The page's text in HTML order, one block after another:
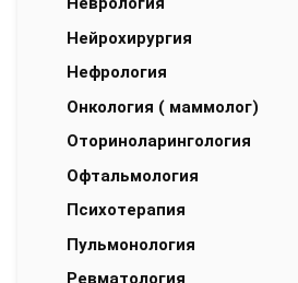
Нейрохирургия
Нефрология
Онкология ( маммолог)
Оториноларингология
Офтальмология
Психотерапия
Пульмонология
Ревматология